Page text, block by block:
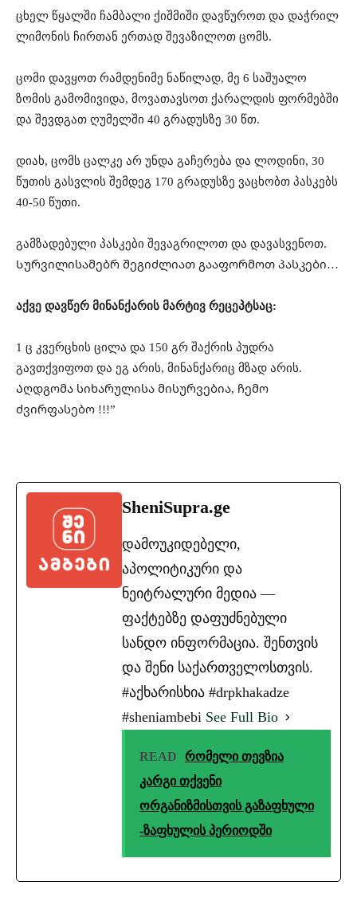
ცხელ წყალში ჩამბალი ქიშმიში დავწუროთ და დაჭრილ
ლიმონის ჩირთან ერთად შევაზილოთ ცომს.
ცომი დავყოთ რამდენიმე ნაწილად, მე 6 საშუალო
ზომის გამომივიდა, მოვათავსოთ ქარალდის ფორმებში
და შევდგათ ღუმელში 40 გრადუსზე 30 წთ.
დიახ, ცომს ცალკე არ უნდა გაჩერება და ლოდინი, 30
წუთის გასვლის შემდეგ 170 გრადუსზე ვაცხობთ პასკებს
40-50 წუთი.
გამზადებული პასკები შევაგრილოთ და დავასვენოთ.
Სურვილისამებრ შეგიძლიათ გააფორმოთ პასკები…
აქვე დავწერ მინანქარის მარტივ რეცეპტსაც:
1 ც კვერცხის ცილა და 150 გრ შაქრის პუდრა
გავთქვიფოთ და ეგ არის, მინანქარიც მზად არის.
Აღდგომა სიხარულისა მისურვებია, ჩემო
ძვირფასებო !!!”
SheniSupra.ge
დამოუკიდებელი,
აპოლიტიკური და
ნეიტრალური მედია —
ფაქტებზე დაფუძნებული
სანდო ინფორმაცია. შენთვის
და შენი საქართველოსთვის.
#აქხარისხია #drpkhakadze
#sheniambebi See Full Bio
READ
რომელი თევზია
კარგი თქვენი
ორგანიზმისთვის გაზაფხული
-ზაფხულის პერიოდში